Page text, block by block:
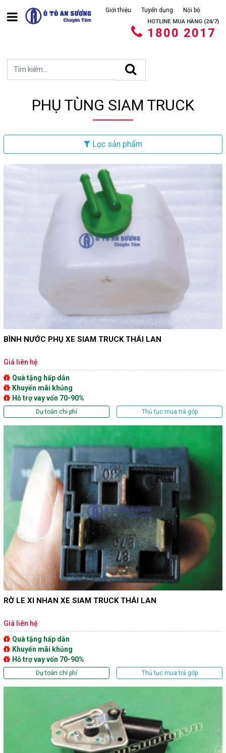
Giới thiệu Tuyển dụng Nội bộ
HOTLINE MUA HÀNG (24/7)
1800 2017
PHỤ TÙNG SIAM TRUCK
Lọc sản phẩm
BÌNH NƯỚC PHỤ XE SIAM TRUCK THÁI LAN
Giá liên hệ
Quà tặng hấp dẫn
Khuyến mãi khủng
Hỗ trợ vay vốn 70-90%
Dự toán chi phí Thủ tục mua trả góp
RỜ LE XI NHAN XE SIAM TRUCK THÁI LAN
Giá liên hệ
Quà tặng hấp dẫn
Khuyến mãi khủng
Hỗ trợ vay vốn 70-90%
Dự toán chi phí Thủ tục mua trả góp